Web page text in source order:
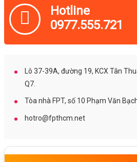
Lô 37-39A, đường 19, KCX Tân
Q7.
Tòa nhà FPT, số 10 Phạm Văn
hotro@fpthcm.net